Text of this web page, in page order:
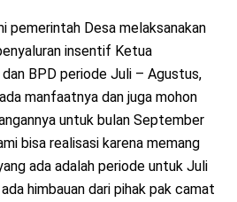
pemerintah Desa melaksanakan
insentif Ketua
BPD periode Juli – Agustus,
manfaatnya dan juga mohon
untuk bulan September
bisa realisasi karena memang
ada adalah periode untuk Juli
himbauan dari pihak pak camat